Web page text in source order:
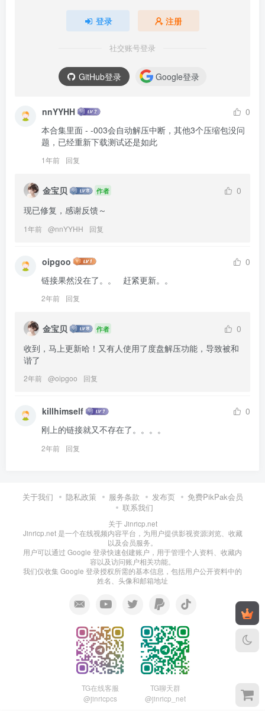
登录 注册
社交账号登录
GitHub登录 Google登录
nnYYHH
0
本合集里面 - -003会自动解压中断，其他3个压缩包没问
题，已经重新下载测试还是如此
1年前 回复
金宝贝 作者
0
现已修复，感谢反馈～
1年前 @nnYYHH 回复
oipgoo
0
链接果然没在了。。   赶紧更新。。
2年前 回复
金宝贝 作者
0
收到，马上更新哈！又有人使用了度盘解压功能，导致被和
谐了
2年前 @oipgoo 回复
killhimself
0
刚上的链接就又不存在了。。。。
2年前 回复
关于我们 隐私政策 服务条款 发布页
免费PikPak会员
联系我们
关于 Jinricp.net
Jinricp.net 是一个在线视频内容平台，为用户提供影视资源浏览、收藏
以及会员服务。
用户可以通过 Google 登录快速创建账户，用于管理个人资料、收藏内
容以及访问账户相关功能。
我们仅收集 Google 登录授权所需的基本信息，包括用户公开资料中的
姓名、头像和邮箱地址
TG在线客服
@jinricpcs
TG聊天群
@jinricp_net